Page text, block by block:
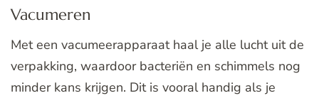
Vacumeren
Met een vacumeerapparaat haal je alle lucht uit de
verpakking, waardoor bacteriën en schimmels nog
minder kans krijgen. Dit is vooral handig als je